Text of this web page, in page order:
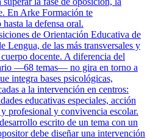
En Arke Formación te
la defensa oral.
de Orientación Educativa de
Lengua, de las más transversales y
docente. A diferencia del
—68 temas— no gira en torno a
integra bases psicológicas,
a la intervención en centros:
educativas especiales, acción
profesional y convivencia escolar.
escrito de un tema con un
debe diseñar una intervención